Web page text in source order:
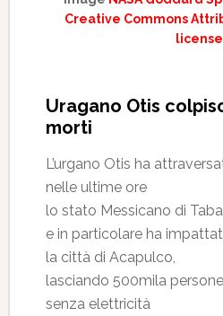
Creative Commons
license
Uragano Otis
morti
L’urgano Otis ha
nelle ultime ore
lo stato Messicano di
e in particolare ha
la città di Acapulco,
lasciando 500mila persone
senza elettricità